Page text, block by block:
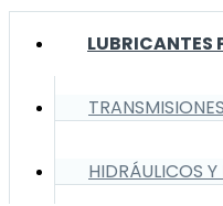
LUBRICANTES
HIDRÁULICOS